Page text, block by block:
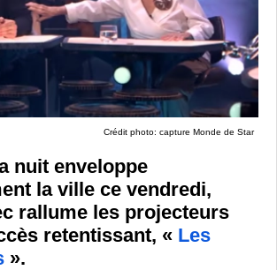
Crédit photo: capture Monde de Star
nuit enveloppe
la ville ce vendredi,
rallume les projecteurs
retentissant, « Les
».